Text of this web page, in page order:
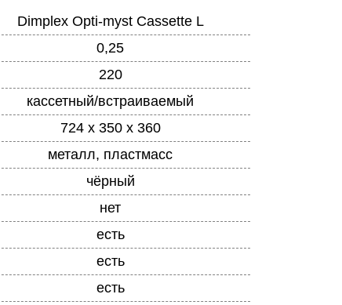
Dimplex Opti-myst Cassette L
0,25
220
кассетный/встраиваемый
724 x 350 x 360
металл, пластмасс
чёрный
нет
есть
есть
есть